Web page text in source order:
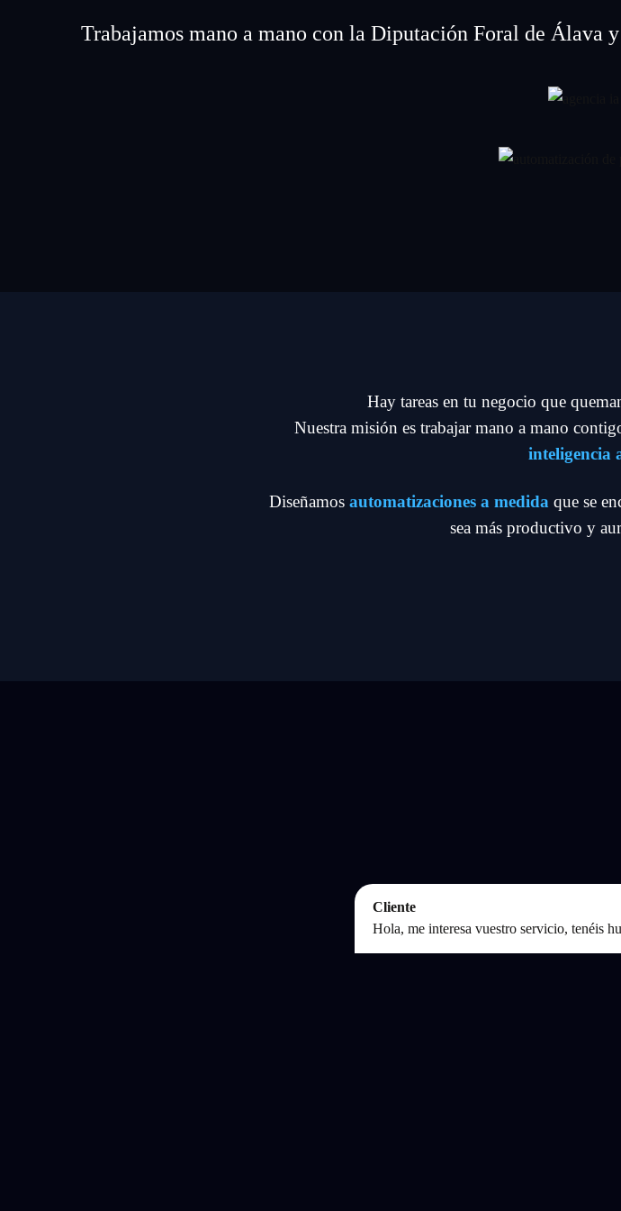
Trabajamos mano a mano con la Diputación Foral de Álava
Hay tareas en tu negocio que
Nuestra misión es trabajar mano a mano
inteligencia
Diseñamos automatizaciones a medida que se
sea más productivo y
Cliente
Hola, me interesa vuestro servicio, tenéis